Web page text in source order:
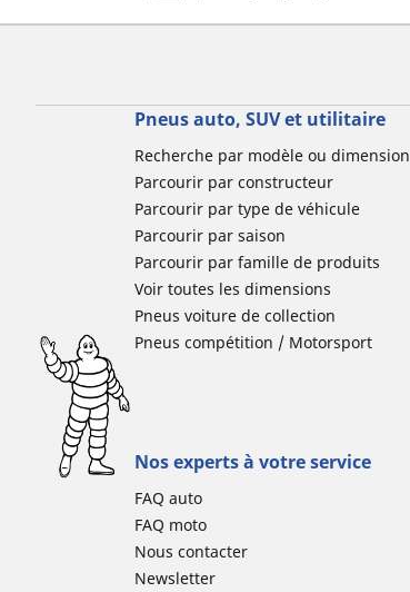
Pneus auto, SUV et utilitaire
Recherche par modèle ou dimension
Parcourir par constructeur
Parcourir par type de véhicule
Parcourir par saison
Parcourir par famille de produits
Voir toutes les dimensions
Pneus voiture de collection
Pneus compétition / Motorsport
Nos experts à votre service
FAQ auto
FAQ moto
Nous contacter
Newsletter